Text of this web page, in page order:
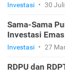
Investasi • 30
Sama-Sama
Investasi
Investasi • 27
RDPU dan